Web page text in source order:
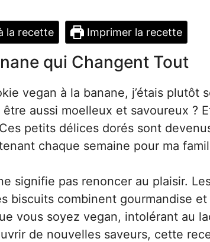
la recette Imprimer la recette
qui Changent Tout
vegan à la banane, j’étais plutôt
aussi moelleux et savoureux ?
petits délices dorés sont
chaque semaine pour ma
signifie pas renoncer au plaisir.
biscuits combinent gourmandise
vous soyez vegan, intolérant au
de nouvelles saveurs, cette